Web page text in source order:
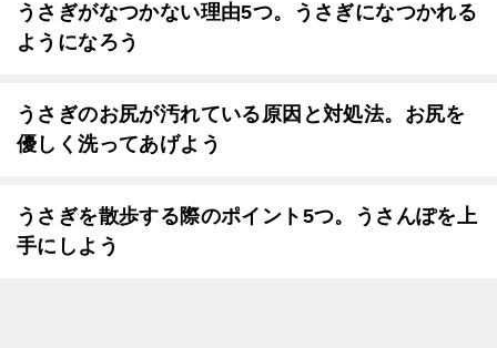
うさぎがなつかない理由5つ。うさぎになつかれる
ようになろう
うさぎのお尻が汚れている原因と対処法。お尻を
優しく洗ってあげよう
うさぎを散歩する際のポイント5つ。うさんぽを上
手にしよう